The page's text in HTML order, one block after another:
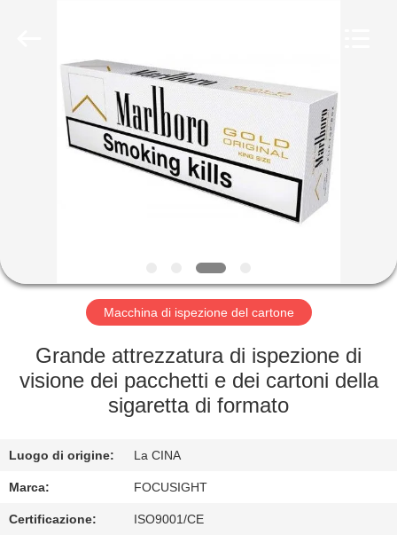
CASA
PRODOTTI
GIRO
FABBRICA
CONTROLLO
QUALITÀ
CONTATTICI
Macchina di ispezione del cartone
Grande attrezzatura di ispezione di
visione dei pacchetti e dei cartoni della
sigaretta di formato
Luogo di origine: La CINA
Marca: FOCUSIGHT
Certificazione: ISO9001/CE